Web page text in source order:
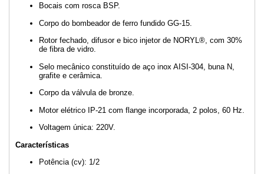
Bocais com rosca BSP.
Corpo do bombeador de ferro fundido GG-15.
Rotor fechado, difusor e bico injetor de NORYL®, com 30%
de fibra de vidro.
Selo mecânico constituído de aço inox AISI-304, buna N,
grafite e cerâmica.
Corpo da válvula de bronze.
Motor elétrico IP-21 com flange incorporada, 2 polos, 60 Hz.
Voltagem única: 220V.
Características
Potência (cv): 1/2